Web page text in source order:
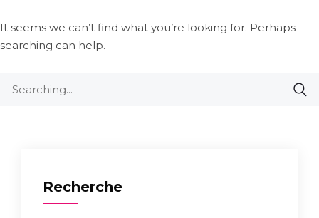
It seems we can’t find what you’re looking for. Perhaps
searching can help.
Recherche